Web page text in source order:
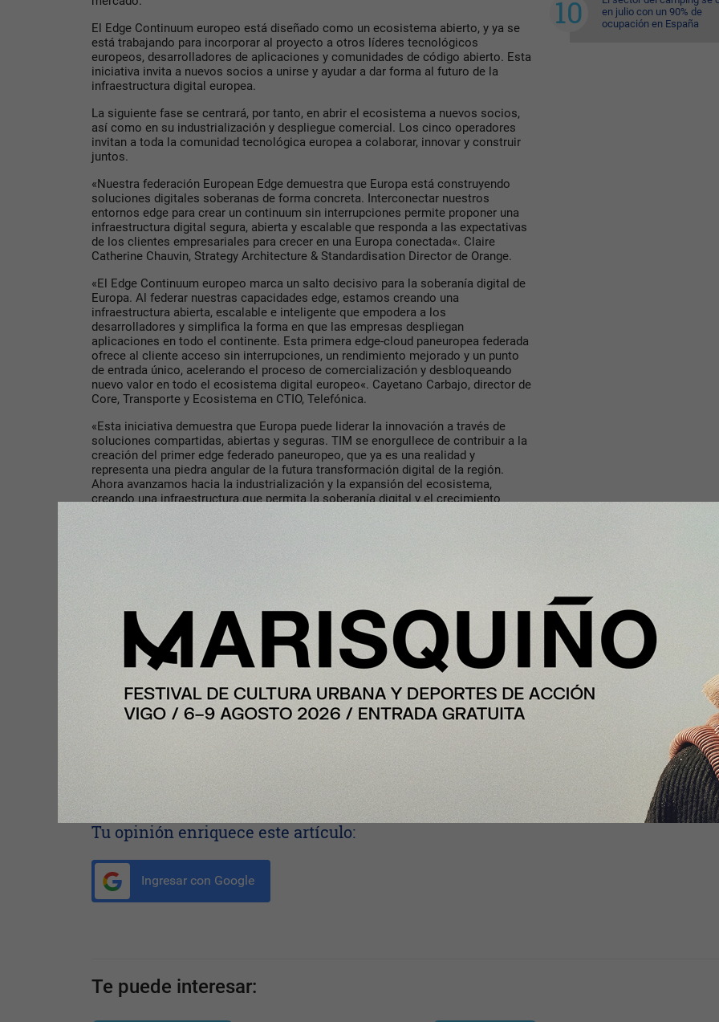
El Edge Continuum europeo está diseñado como un ecosistema abierto, y ya se
está trabajando para incorporar al proyecto a otros líderes tecnológicos
europeos, desarrolladores de aplicaciones y comunidades de código abierto. Esta
iniciativa invita a nuevos socios a unirse y ayudar a dar forma al futuro de la
infraestructura digital europea.
La siguiente fase se centrará, por tanto, en abrir el ecosistema a nuevos socios,
así como en su industrialización y despliegue comercial. Los cinco operadores
invitan a toda la comunidad tecnológica europea a colaborar, innovar y construir
juntos.
«Nuestra federación European Edge demuestra que Europa está construyendo
soluciones digitales soberanas de forma concreta. Interconectar nuestros
entornos edge para crear un continuum sin interrupciones permite proponer una
infraestructura digital segura, abierta y escalable que responda a las expectativas
de los clientes empresariales para crecer en una Europa conectada«. Claire
Catherine Chauvin, Strategy Architecture & Standardisation Director de Orange.
«El Edge Continuum europeo marca un salto decisivo para la soberanía digital de
Europa. Al federar nuestras capacidades edge, estamos creando una
infraestructura abierta, escalable e inteligente que empodera a los
desarrolladores y simplifica la forma en que las empresas despliegan
aplicaciones en todo el continente. Esta primera edge-cloud paneuropea federada
ofrece al cliente acceso sin interrupciones, un rendimiento mejorado y un punto
de entrada único, acelerando el proceso de comercialización y desbloqueando
nuevo valor en todo el ecosistema digital europeo«. Cayetano Carbajo, director de
Core, Transporte y Ecosistema en CTIO, Telefónica.
«Esta iniciativa demuestra que Europa puede liderar la innovación a través de
soluciones compartidas, abiertas y seguras. TIM se enorgullece de contribuir a la
creación del primer edge federado paneuropeo, que ya es una realidad y
representa una piedra angular de la futura transformación digital de la región.
Ahora avanzamos hacia la industrialización y la expansión del ecosistema,
creando una infraestructura que permita la soberanía digital y el crecimiento
«Esta federación demuestra que Europa no solo habla de soberanía digital. Lo
digital de Europa.»
«Esta colaboración proporciona a Europa un punto de acceso único hacia una
infraestructura digital federada de primer nivel, al tiempo que preserva la libertad
de elección del usuario. Respalda nuestro objetivo de mejorar la competitividad,
resiliencia y la seguridad de Europa mediante una conectividad transfronteriza y
ubicua». Marco Zangani, Director of Network Strategy and Architecture de
Vodafone.
Tu opinión enriquece este artículo:
Ingresar con Google
en julio con un 90% de
ocupación en España
Te puede interesar: